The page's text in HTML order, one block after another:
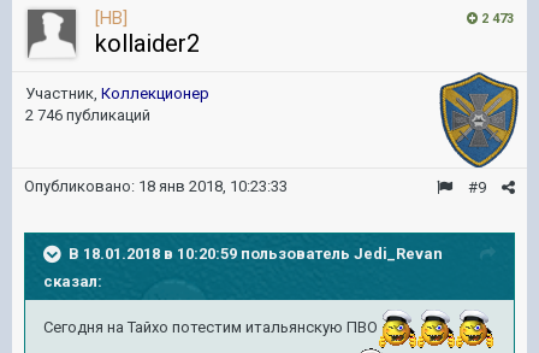
2 473
[HB]
kollaider2
Участник, Коллекционер
2 746 публикаций
#9
Опубликовано: 18 янв 2018, 10:23:33
В 18.01.2018 в 10:20:59 пользователь Jedi_Revan
сказал:
Сегодня на Тайхо потестим итальянскую ПВО